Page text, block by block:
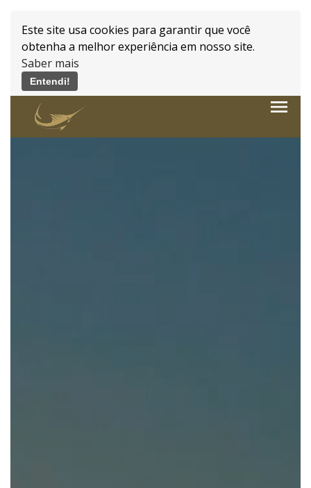
Este site usa cookies para garantir que você
obtenha a melhor experiência em nosso site.
Saber mais
Entendi!
menu